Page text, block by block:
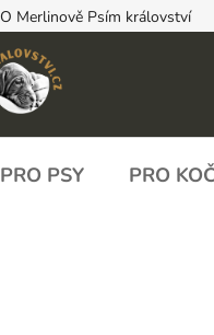
O Merlinově Psím království
PRO PSY PRO